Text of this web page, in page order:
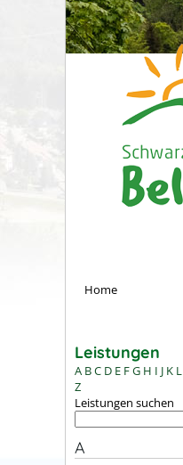
Home
Leistungen
A BC D E FG H I J K L
Z
Leistungen suchen
A